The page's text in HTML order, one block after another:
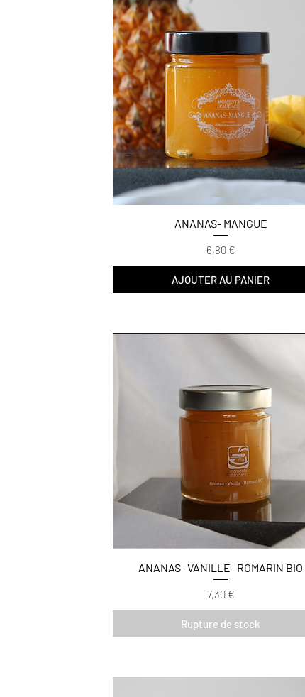
ANANAS- MANGUE
Prix
6,80 €
AJOUTER AU PANIER
ANANAS- VANILLE- ROMARIN BIO
Prix
7,30 €
Rupture de stock